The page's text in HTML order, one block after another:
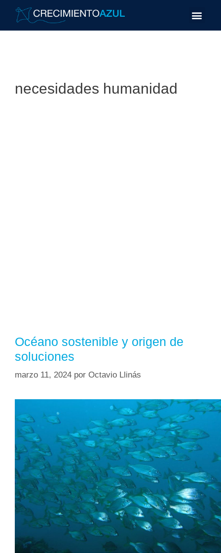
necesidades humanidad
Océano sostenible y origen de
soluciones
marzo 11, 2024 por Octavio Llinás